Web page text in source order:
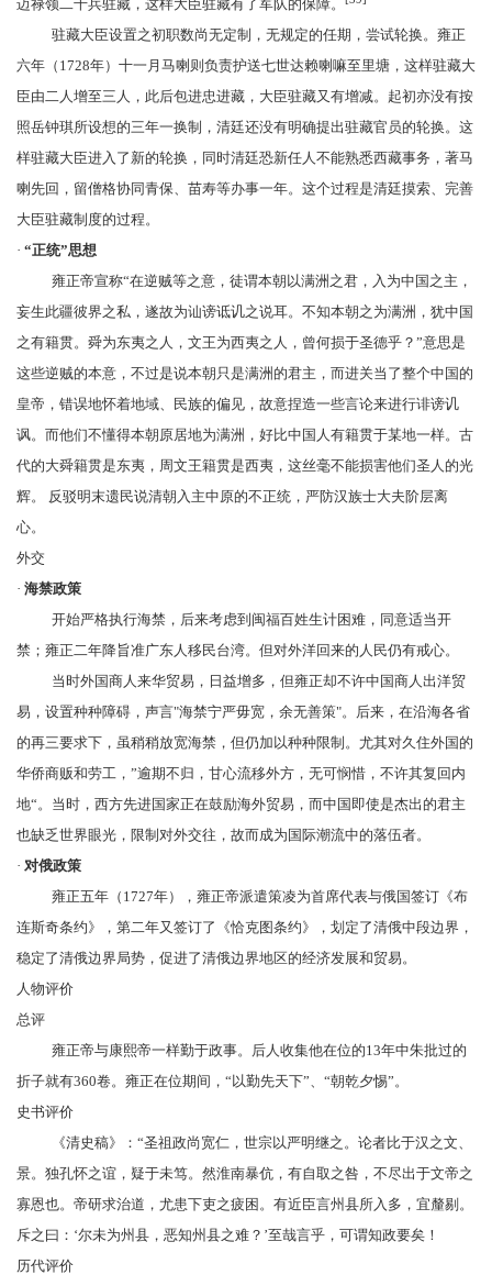
迈禄领二千兵驻藏，这样大臣驻藏有了军队的保障。
驻藏大臣设置之初职数尚无定制，无规定的任期，尝试轮换。雍正
六年（1728年）十一月马喇则负责护送七世达赖喇嘛至里塘，这样驻藏大
臣由二人增至三人，此后包进忠进藏，大臣驻藏又有增减。起初亦没有按
照岳钟琪所设想的三年一换制，清廷还没有明确提出驻藏官员的轮换。这
样驻藏大臣进入了新的轮换，同时清廷恐新任人不能熟悉西藏事务，著马
喇先回，留僧格协同青保、苗寿等办事一年。这个过程是清廷摸索、完善
大臣驻藏制度的过程。
· “正统”思想
雍正帝宣称“在逆贼等之意，徒谓本朝以满洲之君，入为中国之主，
妄生此疆彼界之私，遂故为讪谤诋讥之说耳。不知本朝之为满洲 ，犹中国
之有籍贯。 舜为东夷之人， 文王为西夷之人，曾何损于圣德乎？”意思是
这些逆贼的本意，不过是说本朝只是满洲的君主，而进关当了整个中国的
皇帝，错误地怀着地域、民族的偏见，故意捏造一些言论来进行诽谤讥
讽。而他们不懂得本朝原居地为满洲，好比中国人有籍贯于某地一样。古
代的大舜籍贯是东夷， 周文王籍贯是西夷，这丝毫不能损害他们圣人的光
辉。 反驳明末遗民说清朝入主中原的不正统，严防汉族士大夫阶层离
心。
外交
· 海禁政策
开始严格执行海禁 ，后来考虑到闽福百姓生计困难，同意适当开
禁；雍正二年降旨准广东人移民台湾。但对外洋回来的人民仍有戒心。
当时外国商人来华贸易，日益增多，但雍正却不许中国商人出洋贸
易，设置种种障碍，声言"海禁宁严毋宽，余无善策"。后来，在沿海各省
的再三要求下，虽稍稍放宽海禁，但仍加以种种限制。尤其对久住外国的
华侨商贩和劳工，”逾期不归，甘心流移外方，无可悯惜，不许其复回内
地“。当时，西方先进国家正在鼓励海外贸易，而中国即使是杰出的君主
也缺乏世界眼光，限制对外交往，故而成为国际潮流中的落伍者。
· 对俄政策
雍正五年（1727年），雍正帝派遣策凌为首席代表与俄国签订《布
连斯奇条约》，第二年又签订了《恰克图条约》，划定了清俄中段边界，
稳定了清俄边界局势，促进了清俄边界地区的经济发展和贸易。
人物评价
总评
雍正帝与康熙帝一样勤于政事。后人收集他在位的13年中朱批过的
折子就有360卷。雍正在位期间，“以勤先天下”、“朝乾夕惕”。
史书评价
《清史稿》：“圣祖政尚宽仁，世宗以严明继之。论者比于汉之文、
景。独孔怀之谊，疑于未笃。然淮南暴伉，有自取之咎，不尽出于文帝之
寡恩也。帝研求治道，尤患下吏之疲困。有近臣言州县所入多，宜釐剔。
斥之曰：‘尔未为州县，恶知州县之难？’至哉言乎，可谓知政要矣！
历代评价